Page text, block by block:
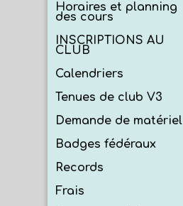
Horaires et planning
des cours
INSCRIPTIONS AU
CLUB
Calendriers
Tenues de club V3
Demande de matériel
Badges fédéraux
Records
Frais